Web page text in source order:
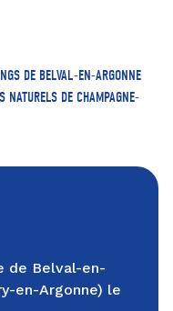
DE BELVAL-EN-ARGONNE
NATURELS DE CHAMPAGNE-
de Belval-en-
en-Argonne) le